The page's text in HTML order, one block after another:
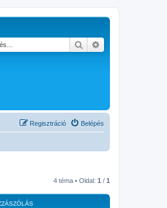
Keresés
Belépés
Regisztráció
4 téma • Oldal: 1 / 1